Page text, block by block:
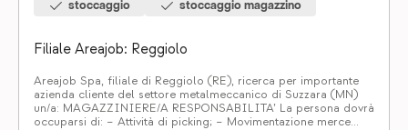
stoccaggio
stoccaggio magazzino
Filiale Areajob: Reggiolo
Areajob Spa, filiale di Reggiolo (RE), ricerca per importante
azienda cliente del settore metalmeccanico di Suzzara (MN)
un/a: MAGAZZINIERE/A RESPONSABILITA’ La persona dovrà
occuparsi di: – Attività di picking; – Movimentazione merce